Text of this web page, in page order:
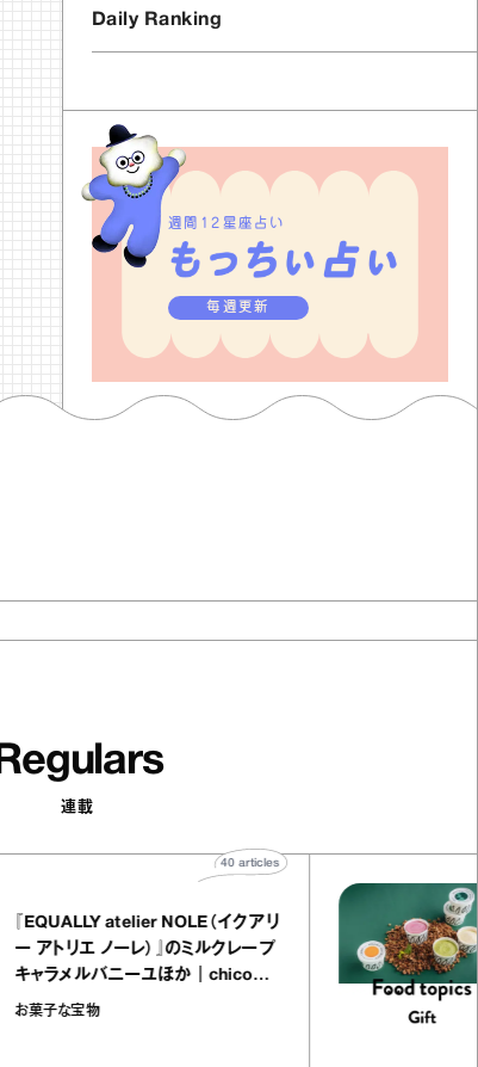
Daily Ranking
週間12星座占い
毎週更新
Regulars
連載
『EQUALLY atelier NOLE（イクアリ
ー アトリエ ノーレ）』のミルクレープ
キャラメルバニーユほか｜chico
の“お菓子な宝物”
お菓子な宝物
40 articles